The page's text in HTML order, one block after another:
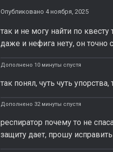
Опубликовано 4 ноября, 2025
так и не могу найти по
даже и нефига нету, он точно
Дополнено 10 минуты спустя
так понял, чуть чуть
Дополнено 32 минуты спустя
респиратор почему то не
защиту дает, прошу исправить